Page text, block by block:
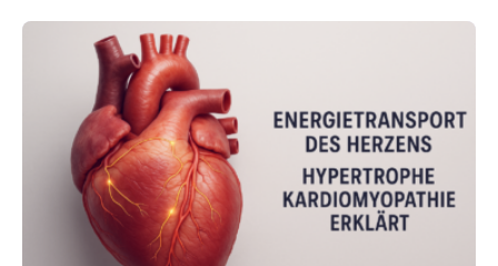
Oncology, zeigen die Forschenden, dass Mini-Tumore
aus Gewebe von Patientinnen und Patienten –
sogenannte Organoide – genutzt werden können, um
vorab zu prüfen, welche Medikamente am besten
wirken. Dabei wurde ein Eiweiß identifiziert, das künftig
als Biomarker für die Wahl der passenden Therapie
dienen könnte. Darmkrebs zählt weltweit zu den
häufigsten Krebsarten und stellt…